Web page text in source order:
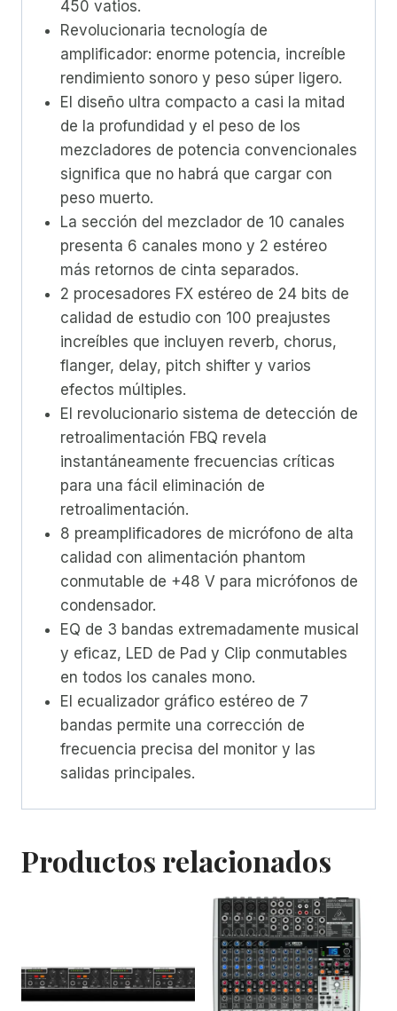
450 vatios.
Revolucionaria tecnología de
amplificador: enorme potencia, increíble
rendimiento sonoro y peso súper ligero.
El diseño ultra compacto a casi la mitad
de la profundidad y el peso de los
mezcladores de potencia convencionales
significa que no habrá que cargar con
peso muerto.
La sección del mezclador de 10 canales
presenta 6 canales mono y 2 estéreo
más retornos de cinta separados.
2 procesadores FX estéreo de 24 bits de
calidad de estudio con 100 preajustes
increíbles que incluyen reverb, chorus,
flanger, delay, pitch shifter y varios
efectos múltiples.
El revolucionario sistema de detección de
retroalimentación FBQ revela
instantáneamente frecuencias críticas
para una fácil eliminación de
retroalimentación.
8 preamplificadores de micrófono de alta
calidad con alimentación phantom
conmutable de +48 V para micrófonos de
condensador.
EQ de 3 bandas extremadamente musical
y eficaz, LED de Pad y Clip conmutables
en todos los canales mono.
El ecualizador gráfico estéreo de 7
bandas permite una corrección de
frecuencia precisa del monitor y las
salidas principales.
Productos relacionados